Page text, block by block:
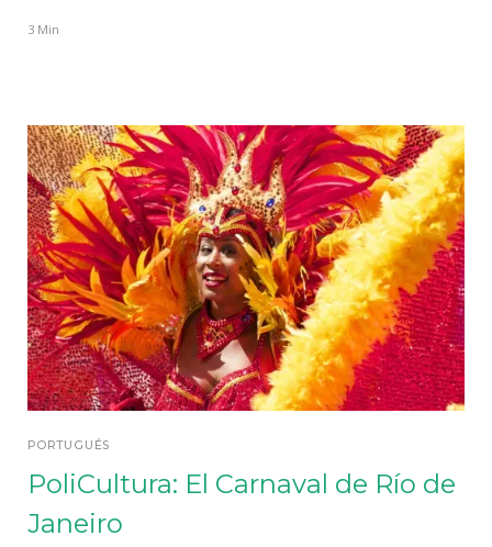
3 Min
PORTUGUÉS
PoliCultura: El Carnaval de Río de
Janeiro